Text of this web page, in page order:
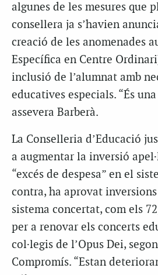
algunes de les mesures que
consellera ja s’havien
creació de les anomenades
Específica en Centre
inclusió de l’alumnat amb
educatives especials. “És
assevera Barberà.
La Conselleria d’Educació
a augmentar la inversió
“excés de despesa” en el
contra, ha aprovat
sistema concertat, com els
per a renovar els concerts
col·legis de l’Opus Dei,
Compromís. “Estan